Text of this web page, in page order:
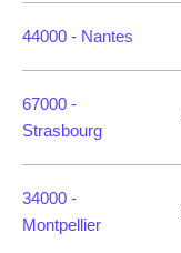
44000 - Nantes
67000 -
Strasbourg
34000 -
Montpellier